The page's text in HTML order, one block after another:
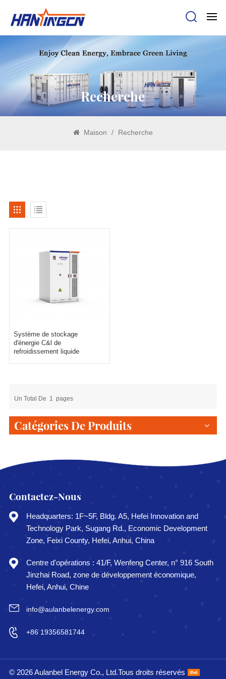
Recherche
Maison / Recherche
Système de stockage
d'énergie C&l de
refroidissement liquide
Un Total De 1 Pages
Catégories De Produits
Contactez-Nous
Headquarters: 1F~5F, Bldg. A5, Hefei Innovation and
Technology Park, Sugang Rd., Economic Development
Zone, Feixi County, Hefei, Anhui, China
Centre d'opérations : 41/F, Wenfeng Center, n° 916 South
Jinzhai Road, zone de développement économique,
Hefei, Anhui, Chine
info@aulanbelenergy.com
+86 19356581744
© 2026 Aulanbel Energy Co., Ltd.Tous droits réservés